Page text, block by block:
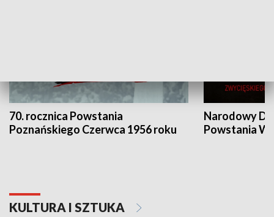
70. rocznica Powstania
Poznańskiego Czerwca 1956 roku
Narodowy
Powstania
KULTURA I SZTUKA